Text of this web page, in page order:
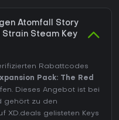
Atomfall Story
Strain Steam Key
Rabattcodes
Pack: The Red
Dieses Angebot ist bei
gehört zu den
XD.deals gelisteten Keys